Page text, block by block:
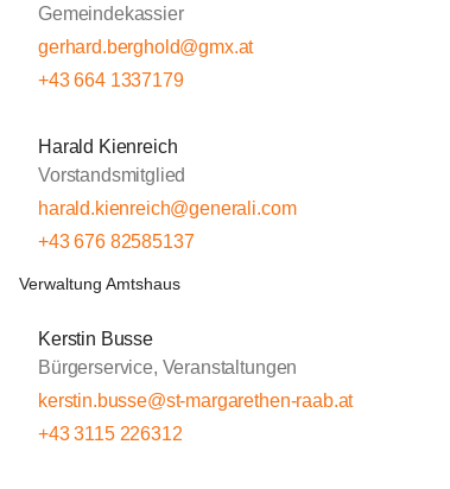
Gemeindekassier
gerhard.berghold@gmx.at
+43 664 1337179
Harald Kienreich
Vorstandsmitglied
harald.kienreich@generali.com
+43 676 82585137
Verwaltung Amtshaus
Kerstin Busse
Bürgerservice, Veranstaltungen
kerstin.busse@st-margarethen-raab.at
+43 3115 226312